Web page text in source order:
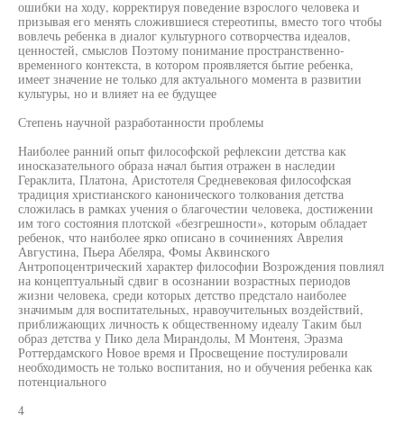
ошибки на ходу, корректируя поведение взрослого человека и
призывая его менять сложившиеся стереотипы, вместо того чтобы
вовлечь ребенка в диалог культурного сотворчества идеалов,
ценностей, смыслов Поэтому понимание пространственно-
временного контекста, в котором проявляется бытие ребенка,
имеет значение не только для актуального момента в развитии
культуры, но и влияет на ее будущее
Степень научной разработанности проблемы
Наиболее ранний опыт философской рефлексии детства как
иносказательного образа начал бытия отражен в наследии
Гераклита, Платона, Аристотеля Средневековая философская
традиция христианского канонического толкования детства
сложилась в рамках учения о благочестии человека, достижении
им того состояния плотской «безгрешности», которым обладает
ребенок, что наиболее ярко описано в сочинениях Аврелия
Августина, Пьера Абеляра, Фомы Аквинского
Антропоцентрический характер философии Возрождения повлиял
на концептуальный сдвиг в осознании возрастных периодов
жизни человека, среди которых детство предстало наиболее
значимым для воспитательных, нравоучительных воздействий,
приближающих личность к общественному идеалу Таким был
образ детства у Пико дела Мирандолы, М Монтеня, Эразма
Роттердамского Новое время и Просвещение постулировали
необходимость не только воспитания, но и обучения ребенка как
потенциального
4